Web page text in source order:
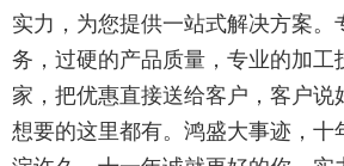
实力，为您提供一站式解决方案。
务，过硬的产品质量，专业的加工
家，把优惠直接送给客户，客户
想要的这里都有。鸿盛大事迹，十